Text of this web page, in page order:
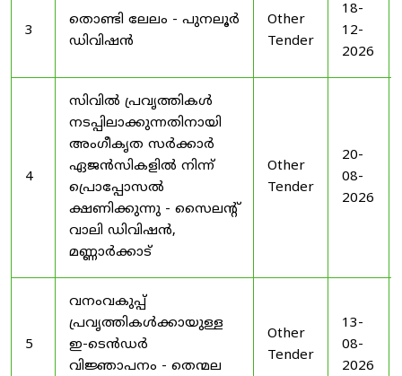
3
തൊണ്ടി ലേലം - പുനലൂർ
ഡിവിഷൻ
Other
Tender
18-
12-
2026
4
സിവിൽ പ്രവൃത്തികൾ
നടപ്പിലാക്കുന്നതിനായി
അംഗീകൃത സർക്കാർ
ഏജൻസികളിൽ നിന്ന്
പ്രൊപ്പോസൽ
ക്ഷണിക്കുന്നു - സൈലന്റ്
വാലി ഡിവിഷൻ,
മണ്ണാർക്കാട്
Other
Tender
20-
08-
2026
5
വനംവകുപ്പ്
പ്രവൃത്തികൾക്കായുള്ള
ഇ-ടെൻഡർ
വിജ്ഞാപനം - തെന്മല
Other
Tender
13-
08-
2026